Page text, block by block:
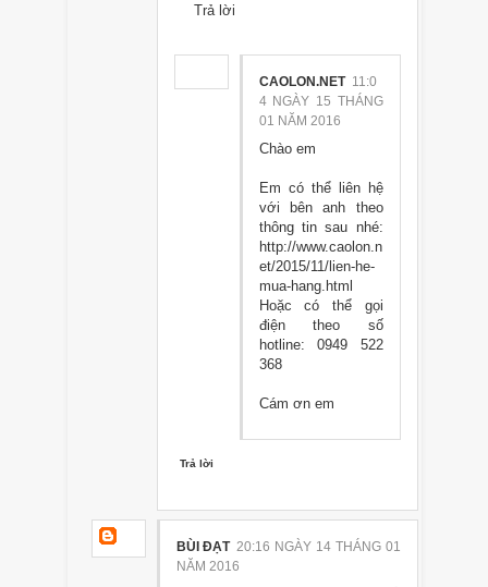
Trả lời
CAOLON.NET 11:0
4 NGÀY 15 THÁNG
01 NĂM 2016
Chào em
Em có thể liên hệ
với bên anh theo
thông tin sau nhé:
http://www.caolon.n
et/2015/11/lien-he-
mua-hang.html
Hoặc có thể gọi
điện theo số
hotline: 0949 522
368
Cám ơn em
Trả lời
BÙI ĐẠT 20:16 NGÀY 14 THÁNG 01
NĂM 2016